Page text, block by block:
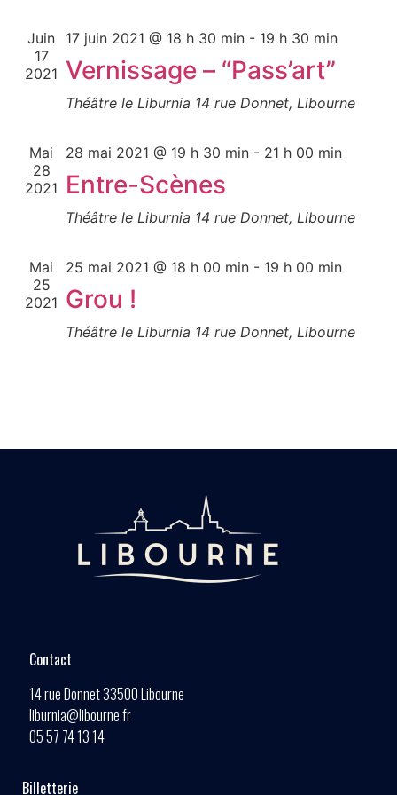
Juin
17
2021
17 juin 2021 @ 18 h 30 min- 19 h 30 min
Vernissage – “Pass’art”
Théâtre le Liburnia 14 rue Donnet, Libourne
Mai
28
2021
28 mai 2021 @ 19 h 30 min- 21 h 00 min
Entre-Scènes
Théâtre le Liburnia 14 rue Donnet, Libourne
Mai
25
2021
25 mai 2021 @ 18 h 00 min- 19 h 00 min
Grou !
Théâtre le Liburnia 14 rue Donnet, Libourne
Contact
14 rue Donnet 33500 Libourne
liburnia@libourne.fr
05 57 74 13 14
Billetterie